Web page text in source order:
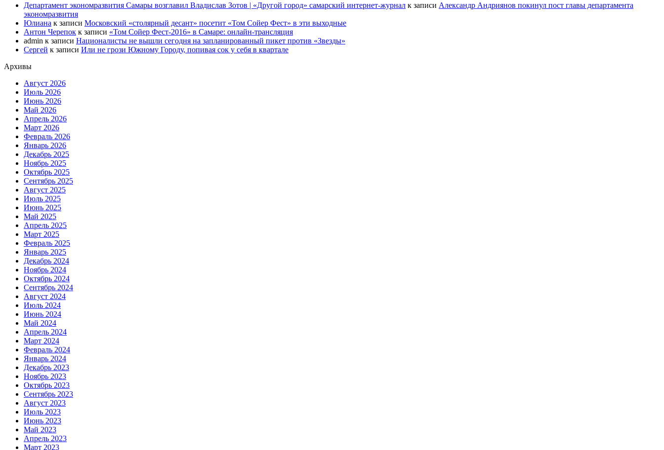
Департамент экономразвития Самары возглавил Владислав Зотов | «Другой город» самарский интернет-журнал к записи Александр Андриянов покинул пост главы департамента
экономразвития
Юлиана к записи Московский «столярный десант» посетит «Том Сойер Фест» в эти выходные
Антон Черепок к записи «Том Сойер Фест-2016» в Самаре: онлайн-трансляция
admin к записи Националисты не вышли сегодня на запланированный пикет против «Звезды»
Сергей к записи Или не грози Южному Городу, попивая сок у себя в квартале
Архивы
Август 2026
Июль 2026
Июнь 2026
Май 2026
Апрель 2026
Март 2026
Февраль 2026
Январь 2026
Декабрь 2025
Ноябрь 2025
Октябрь 2025
Сентябрь 2025
Август 2025
Июль 2025
Июнь 2025
Май 2025
Апрель 2025
Март 2025
Февраль 2025
Январь 2025
Декабрь 2024
Ноябрь 2024
Октябрь 2024
Сентябрь 2024
Август 2024
Июль 2024
Июнь 2024
Май 2024
Апрель 2024
Март 2024
Февраль 2024
Январь 2024
Декабрь 2023
Ноябрь 2023
Октябрь 2023
Сентябрь 2023
Август 2023
Июль 2023
Июнь 2023
Май 2023
Апрель 2023
Март 2023